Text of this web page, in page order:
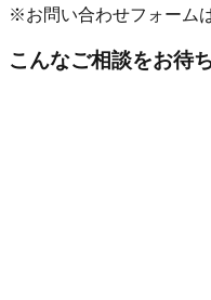
※お問い合わせフォーム
こんなご相談をお待